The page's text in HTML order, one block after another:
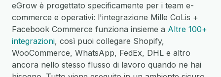
eGrow è progettato specificamente per i team e-
commerce e operativi: l'integrazione Mille CoLis +
Facebook Commerce funziona insieme a Altre 100+
integrazioni, così puoi collegare Shopify,
WooCommerce, WhatsApp, FedEx, DHL e altro
ancora nello stesso flusso di lavoro quando ne hai